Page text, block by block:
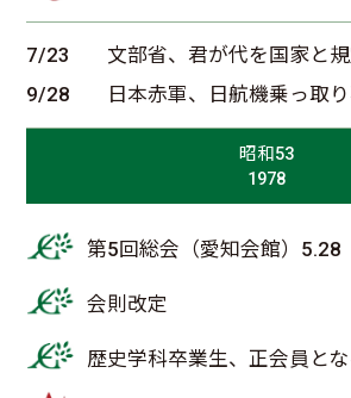
7/23
文部省、君が代を国家と
9/28
日本赤軍、日航機乗っ取
昭和53
1978
第5回総会（愛知会館）5.28
会則改定
歴史学科卒業生、正会員とな